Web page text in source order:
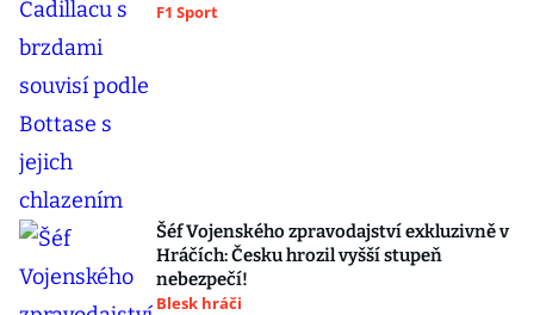
F1 Sport
Šéf Vojenského zpravodajství exkluzivně v
Hráčích: Česku hrozil vyšší stupeň
nebezpečí!
Blesk hráči